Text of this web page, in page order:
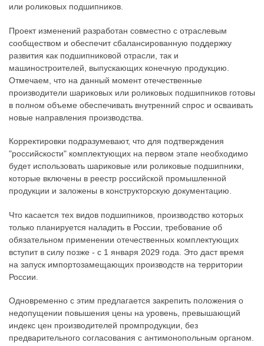
или роликовых подшипников.
Проект изменений разработан совместно с отраслевым
сообществом и обеспечит сбалансированную поддержку
развития как подшипниковой отрасли, так и
машиностроителей, выпускающих конечную продукцию.
Отмечаем, что на данный момент отечественные
производители шариковых или роликовых подшипников готовы
в полном объеме обеспечивать внутренний спрос и осваивать
новые направления производства.
Корректировки подразумевают, что для подтверждения
"российскости" комплектующих на первом этапе необходимо
будет использовать шариковые или роликовые подшипники,
которые включены в реестр российской промышленной
продукции и заложены в конструкторскую документацию.
Что касается тех видов подшипников, производство которых
только планируется наладить в России, требование об
обязательном применении отечественных комплектующих
вступит в силу позже - с 1 января 2029 года. Это даст время
на запуск импортозамещающих производств на территории
России.
Одновременно с этим предлагается закрепить положения о
недопущении повышения цены на уровень, превышающий
индекс цен производителей промпродукции, без
предварительного согласования с антимонопольным органом.